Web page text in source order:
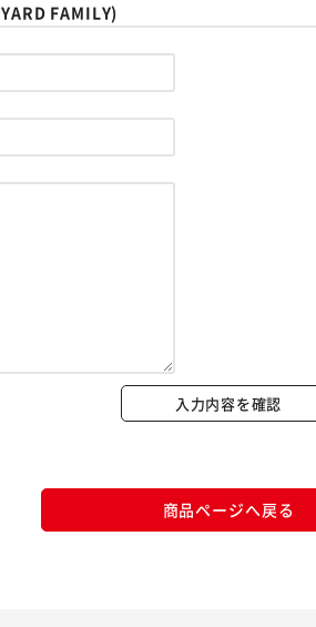
FAMILY)
入力内容を確認
商品ページへ戻る
カートに入れる